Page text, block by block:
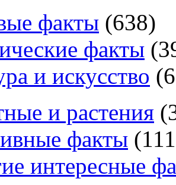
факты (638)
факты (
и искусство (
и растения (
факты (111
интересные